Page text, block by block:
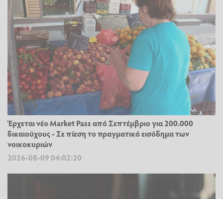
Έρχεται νέο Market Pass από Σεπτέμβριο για 200.000
δικαιούχους - Σε πίεση το πραγματικό εισόδημα των
νοικοκυριών
2026-08-09 04:02:20